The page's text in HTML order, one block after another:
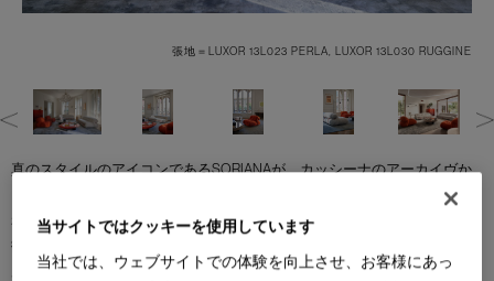
張地＝LUXOR 13L023 PERLA, LUXOR 13L030 RUGGINE
真のスタイルのアイコンであるSORIANAが、カッシーナのアーカイヴか
ら復活しました。1969年にアフラ＆トビア・スカルパによってデザインさ
れ、翌年にはコンパッソ・ドーロ賞を受賞。その量感あふれる曲線が特
徴で、ギャザーを作るために大きな張地でクッションを包み、巨大な金
属の留め金で固定しています。カッシーナは、ブラック、ブルー、チャ
当サイトではクッキーを使用しています
当社では、ウェブサイトでの体験を向上させ、お客様にあっ